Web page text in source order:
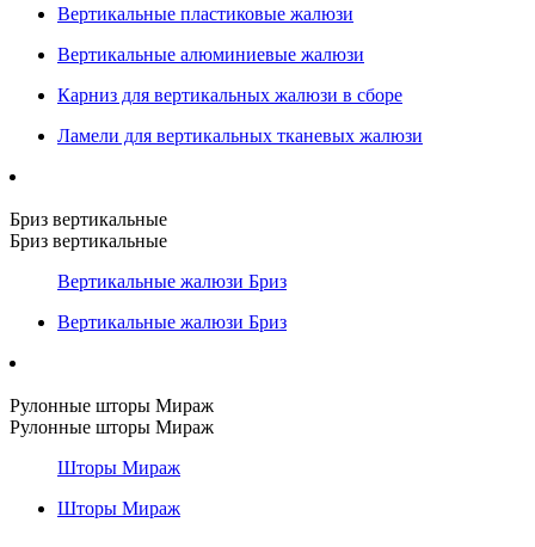
Вертикальные пластиковые жалюзи
Вертикальные алюминиевые жалюзи
Карниз для вертикальных жалюзи в сборе
Ламели для вертикальных тканевых жалюзи
Бриз вертикальные
Бриз вертикальные
Вертикальные жалюзи Бриз
Вертикальные жалюзи Бриз
Рулонные шторы Мираж
Рулонные шторы Мираж
Шторы Мираж
Шторы Мираж